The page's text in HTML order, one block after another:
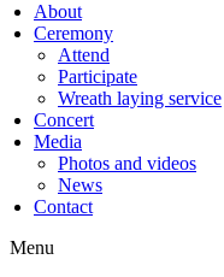
About
Ceremony
Attend
Participate
Wreath laying service
Concert
Media
Photos and videos
News
Contact
Menu